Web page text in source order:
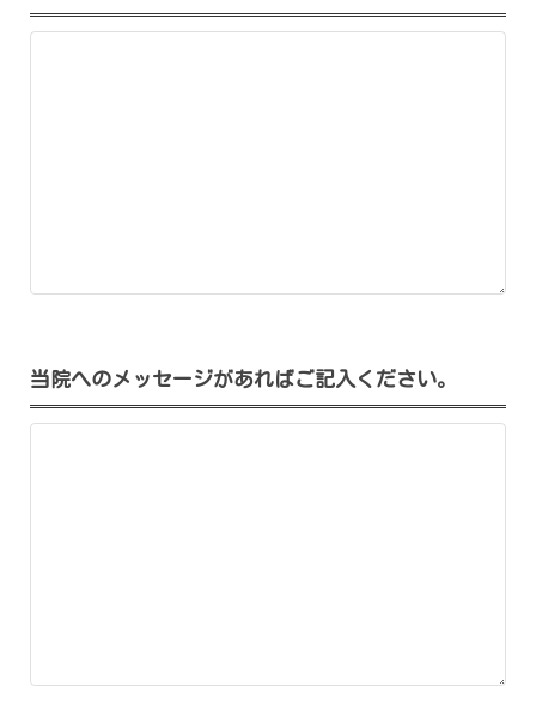
当院へのメッセージがあればご記入ください。